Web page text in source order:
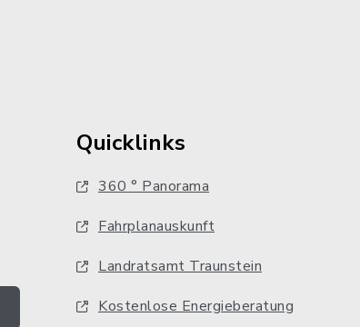
Quicklinks
360 ° Panorama
Fahrplanauskunft
Landratsamt Traunstein
Kostenlose Energieberatung